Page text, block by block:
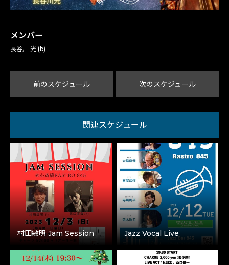
メンバー
長谷川 光 (b)
前のスケジュール 次のスケジュール
関連スケジュール
村田敏明 Jam Session Jazz Vocal Live